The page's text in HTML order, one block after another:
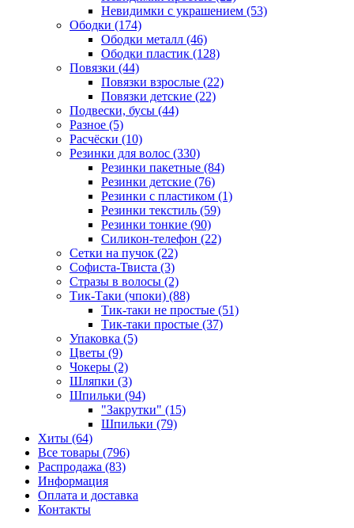
Невидимки с украшением (53)
Ободки (174)
Ободки металл (46)
Ободки пластик (128)
Повязки (44)
Повязки взрослые (22)
Повязки детские (22)
Подвески, бусы (44)
Разное (5)
Расчёски (10)
Резинки для волос (330)
Резинки пакетные (84)
Резинки детские (76)
Резинки с пластиком (1)
Резинки текстиль (59)
Резинки тонкие (90)
Силикон-телефон (22)
Сетки на пучок (22)
Софиста-Твиста (3)
Стразы в волосы (2)
Тик-Таки (чпоки) (88)
Тик-таки не простые (51)
Тик-таки простые (37)
Упаковка (5)
Цветы (9)
Чокеры (2)
Шляпки (3)
Шпильки (94)
"Закрутки" (15)
Шпильки (79)
Хиты (64)
Все товары (796)
Распродажа (83)
Информация
Оплата и доставка
Контакты